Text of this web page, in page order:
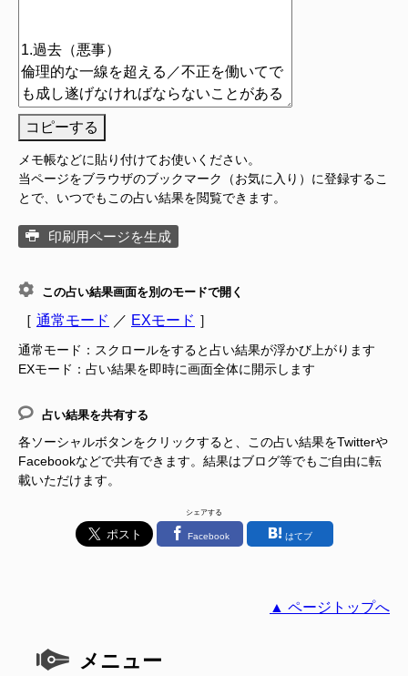
コピーする
メモ帳などに貼り付けてお使いください。
当ページをブラウザのブックマーク（お気に入り）に登録するこ
とで、いつでもこの占い結果を閲覧できます。
印刷用ページを生成
この占い結果画面を別のモードで開く
［ 通常モード ／ EXモード ］
通常モード：スクロールをすると占い結果が浮かび上がります
EXモード：占い結果を即時に画面全体に開示します
占い結果を共有する
各ソーシャルボタンをクリックすると、この占い結果をTwitterや
Facebookなどで共有できます。結果はブログ等でもご自由に転
載いただけます。
シェアする
Facebook はてブ
▲ ページトップへ
メニュー